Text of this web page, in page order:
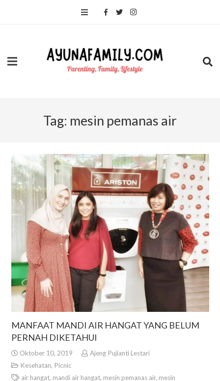
Tag: mesin pemanas air
MANFAAT MANDI AIR HANGAT YANG BELUM
PERNAH DIKETAHUI
Oktober 10, 2019
Ajeng Pujianti Lestari
Kesehatan, Picnic
air hangat, mandi air hangat, mesin pemanas air, mesin